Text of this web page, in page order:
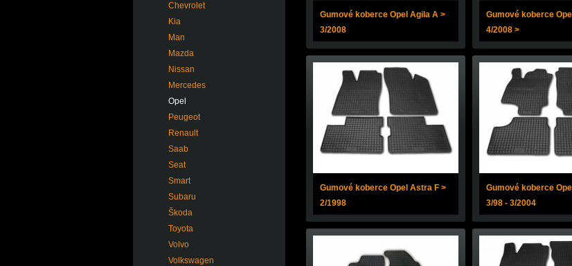
Chevrolet
Kia
Man
Mazda
Nissan
Mercedes
Opel
Peugeot
Renault
Saab
Seat
Smart
Subaru
Škoda
Toyota
Volvo
Volkswagen
Gumové koberce Opel Agila A >
3/2008
Gumové koberce
4/2008 >
Gumové koberce Opel Astra F >
2/1998
Gumové koberce
3/98 - 3/2004